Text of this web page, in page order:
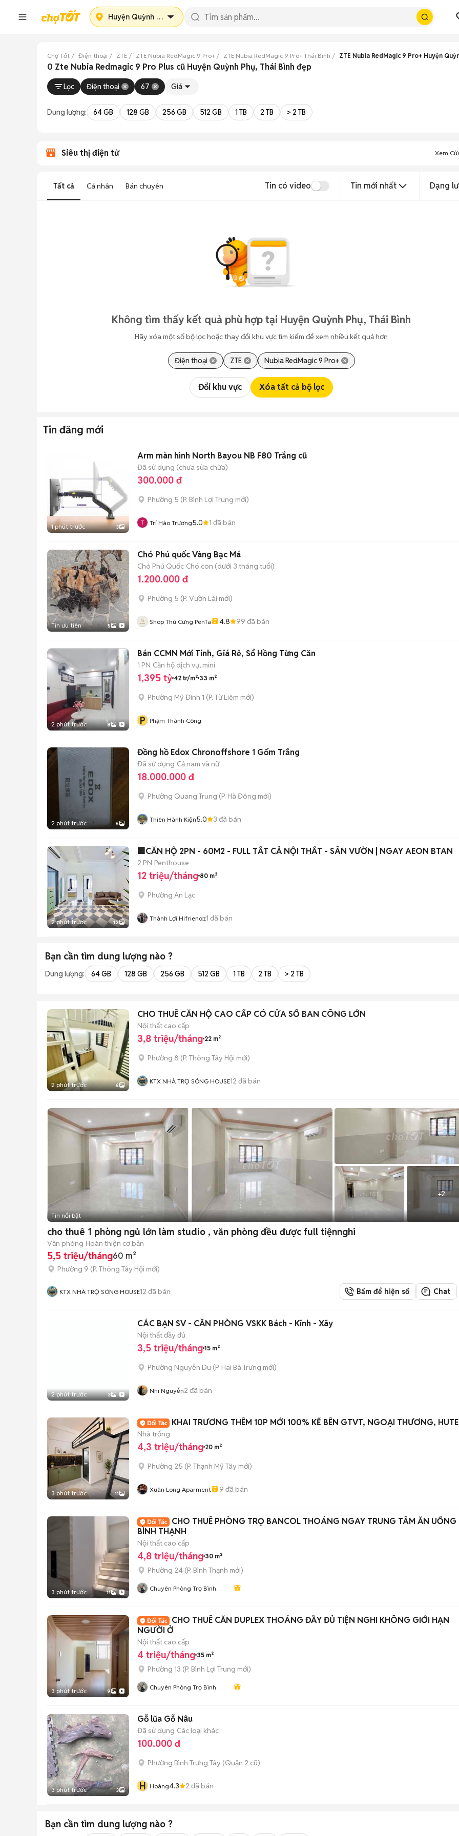
Huyện Quỳnh Phụ
Chợ Tốt Điện thoại ZTE ZTE Nubia RedMagic 9 Pro+ ZTE Nubia RedMagic 9 Pro+ Thái Bình ZTE Nubia RedMagic 9 Pro+ Huyện
0 Zte Nubia Redmagic 9 Pro Plus cũ Huyện Quỳnh Phụ, Thái Bình đẹp
Lọc Điện thoại 67 Giá
Dung lượng: 64 GB 128 GB 256 GB 512 GB 1 TB 2 TB > 2 TB
Siêu thị điện tử Xem
Tất cả Cá nhân Bán chuyên Tin có video Tin mới nhất Dạng
Không tìm thấy kết quả phù hợp tại Huyện Quỳnh Phụ, Thái Bình
Hãy xóa một số bộ lọc hoặc thay đổi khu vực tìm kiếm để xem nhiều kết quả hơn
Điện thoại ZTE Nubia RedMagic 9 Pro+
Đổi khu vực Xóa tất cả bộ lọc
Tin đăng mới
1 phút trước 3
Arm màn hình North Bayou NB F80 Trắng cũ
Đã sử dụng (chưa sửa chữa)
300.000 đ
Phường 5 (P. Bình Lợi Trung mới)
Trí Hào Trương5.0 1 đã bán
Tin ưu tiên 5
Chó Phú quốc Vàng Bạc Má
Chó Phú Quốc Chó con (dưới 3 tháng tuổi)
1.200.000 đ
Phường 5 (P. Vườn Lài mới)
Shop Thú Cưng PenTa 4.8 99 đã bán
2 phút trước 8
Bán CCMN Mới Tinh, Giá Rẻ, Sổ Hồng Từng Căn
1 PN Căn hộ dịch vụ, mini
1,395 tỷ 42 tr/m² 33 m²
Phường Mỹ Đình 1 (P. Từ Liêm mới)
P Phạm Thành Công
2 phút trước 6
Đồng hồ Edox Chronoffshore 1 Gốm Trắng
Đã sử dụng Cả nam và nữ
18.000.000 đ
Phường Quang Trung (P. Hà Đông mới)
Thiên Hành Kiện5.0 3 đã bán
2 phút trước 12
🏢CĂN HỘ 2PN - 60M2 - FULL TẤT CẢ NỘI THẤT - SÂN VƯỜN | NGAY AEON BTAN
2 PN Penthouse
12 triệu/tháng 80 m²
Phường An Lạc
Thành Lợi Hifriendz1 đã bán
Bạn cần tìm dung lượng nào ?
Dung lượng: 64 GB 128 GB 256 GB 512 GB 1 TB 2 TB > 2 TB
2 phút trước 6
CHO THUÊ CĂN HỘ CAO CẤP CÓ CỬA SỐ BAN CÔNG LỚN
Nội thất cao cấp
3,8 triệu/tháng 22 m²
Phường 8 (P. Thông Tây Hội mới)
KTX NHÀ TRỌ SÓNG HOUSE12 đã bán
+2
Tin nổi bật
cho thuê 1 phòng ngủ lớn làm studio , văn phòng đều được full tiệnnghi
Văn phòng Hoàn thiện cơ bản
5,5 triệu/tháng60 m²
Phường 9 (P. Thông Tây Hội mới)
KTX NHÀ TRỌ SÓNG HOUSE12 đã bán Bấm để hiện số Chat
2 phút trước 3
CÁC BẠN SV - CẦN PHÒNG VSKK Bách - Kinh - Xây
Nội thất đầy đủ
3,5 triệu/tháng 15 m²
Phường Nguyễn Du (P. Hai Bà Trưng mới)
Nhi Nguyễn2 đã bán
3 phút trước 11
KHAI TRƯƠNG THÊM 10P MỚI 100% KẾ BÊN GTVT, NGOẠI THƯƠNG,
Nhà trống
4,3 triệu/tháng 20 m²
Phường 25 (P. Thạnh Mỹ Tây mới)
Xuân Long Aparment 9 đã bán
3 phút trước 11
CHO THUÊ PHÒNG TRỌ BANCOL THOÁNG NGAY TRUNG TÂM ĂN UỐNG
BÌNH THẠNH
Nội thất cao cấp
4,8 triệu/tháng 30 m²
Phường 24 (P. Bình Thạnh mới)
Chuyên Phòng Trọ Bình
3 phút trước 9
CHO THUÊ CĂN DUPLEX THOÁNG ĐẦY ĐỦ TIỆN NGHI KHÔNG GIỚI HẠN
NGƯỜI Ở
Nội thất cao cấp
4 triệu/tháng 35 m²
Phường 13 (P. Bình Lợi Trung mới)
Chuyên Phòng Trọ Bình
3 phút trước 3
Gỗ lũa Gỗ Nâu
Đã sử dụng Các loại khác
100.000 đ
Phường Bình Trưng Tây (Quận 2 cũ)
H Hoàng4.3 2 đã bán
Bạn cần tìm dung lượng nào ?